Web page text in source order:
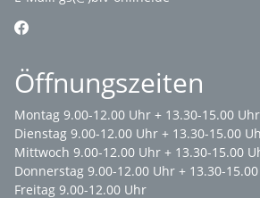
Öffnungszeiten
Montag 9.00-12.00 Uhr + 13.30-15.00 Uhr
Dienstag 9.00-12.00 Uhr + 13.30-15.00
Mittwoch 9.00-12.00 Uhr + 13.30-15.00
Donnerstag 9.00-12.00 Uhr + 13.30-
Freitag 9.00-12.00 Uhr